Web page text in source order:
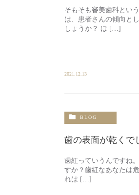
そもそも審美歯科とい
は、患者さんの傾向と
しょうか？ ほ […]
2021.12.13
BLOG
歯の表面が乾くで
歯紅っていうんですね
すか？歯紅なあなたは
れは […]